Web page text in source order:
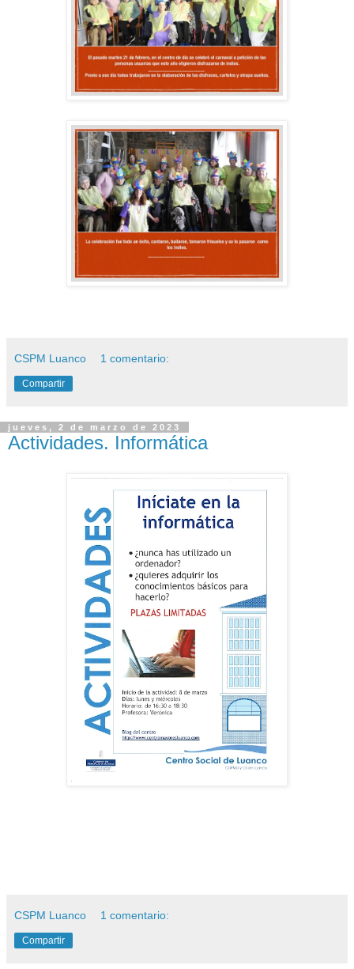
CSPM Luanco 1 comentario:
Compartir
jueves, 2 de marzo de 2023
Actividades. Informática
CSPM Luanco 1 comentario:
Compartir